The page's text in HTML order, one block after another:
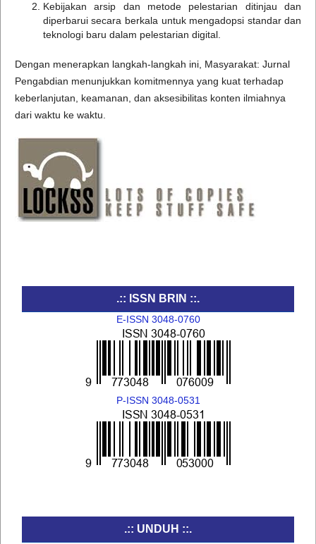
Kebijakan arsip dan metode pelestarian ditinjau dan
diperbarui secara berkala untuk mengadopsi standar dan
teknologi baru dalam pelestarian digital.
Dengan menerapkan langkah-langkah ini, Masyarakat: Jurnal
Pengabdian menunjukkan komitmennya yang kuat terhadap
keberlanjutan, keamanan, dan aksesibilitas konten ilmiahnya
dari waktu ke waktu.
.:: ISSN BRIN ::.
E-ISSN 3048-0760
P-ISSN 3048-0531
.:: UNDUH ::.